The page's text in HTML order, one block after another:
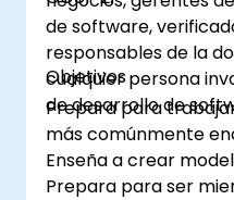
de software,
responsables de la
cualquier persona
de desarrollo de
Objetivos
Prepara para
más comúnmente
Enseña a crear
Prepara para ser